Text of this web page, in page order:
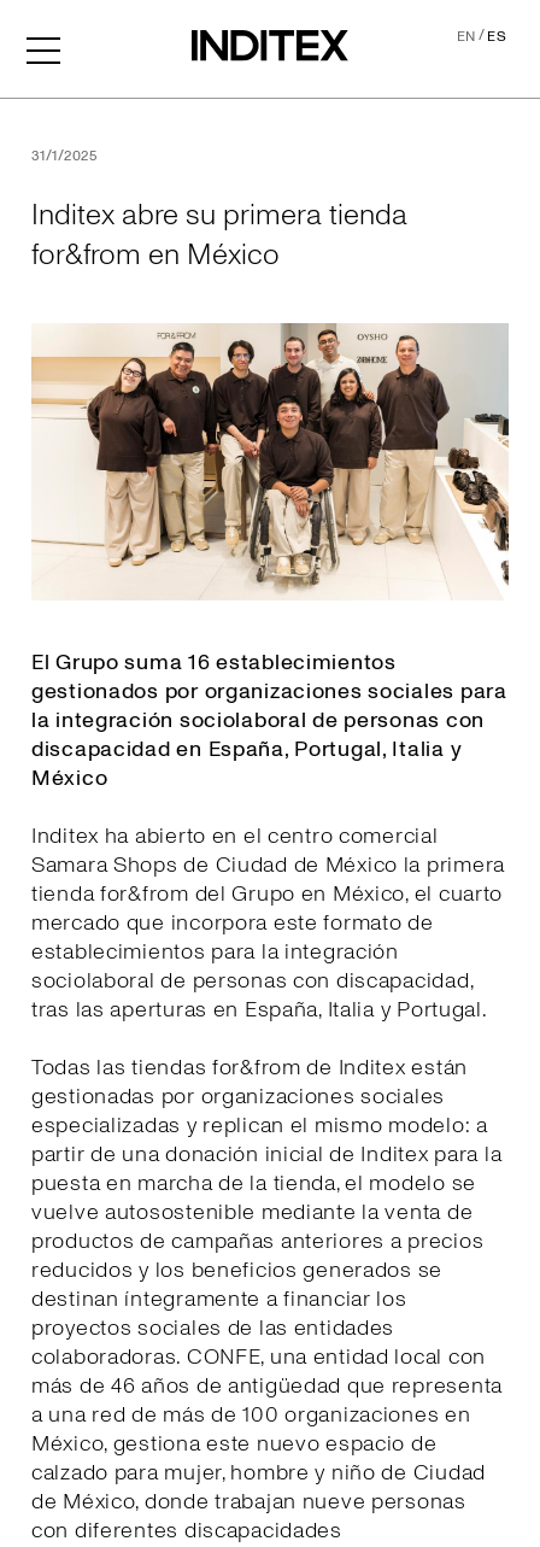
EN/ES
31/1/2025
Inditex abre su primera tienda
for&from en México
El Grupo suma 16 establecimientos
gestionados por organizaciones sociales para
la integración sociolaboral de personas con
discapacidad en España, Portugal, Italia y
México
Inditex ha abierto en el centro comercial
Samara Shops de Ciudad de México la primera
tienda for&from del Grupo en México, el cuarto
mercado que incorpora este formato de
establecimientos para la integración
sociolaboral de personas con discapacidad,
tras las aperturas en España, Italia y Portugal.
Todas las tiendas for&from de Inditex están
gestionadas por organizaciones sociales
especializadas y replican el mismo modelo: a
partir de una donación inicial de Inditex para la
puesta en marcha de la tienda, el modelo se
vuelve autosostenible mediante la venta de
productos de campañas anteriores a precios
reducidos y los beneficios generados se
destinan íntegramente a financiar los
proyectos sociales de las entidades
colaboradoras. CONFE, una entidad local con
más de 46 años de antigüedad que representa
a una red de más de 100 organizaciones en
México, gestiona este nuevo espacio de
calzado para mujer, hombre y niño de Ciudad
de México, donde trabajan nueve personas
con diferentes discapacidades